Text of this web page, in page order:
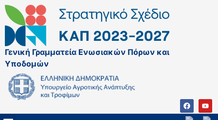
Γενική Γραμματεία Ενωσιακών Πόρων και
Υποδομών